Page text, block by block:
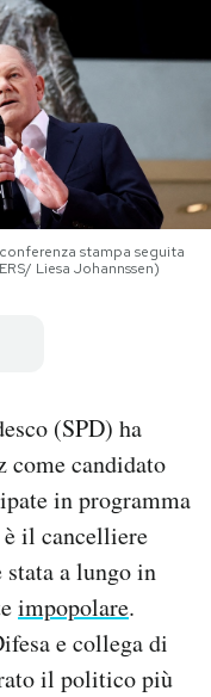
stampa seguita
Liesa Johannssen)
(SPD) ha
come candidato
in programma
il cancelliere
stata a lungo in
impopolare.
e collega di
il politico più